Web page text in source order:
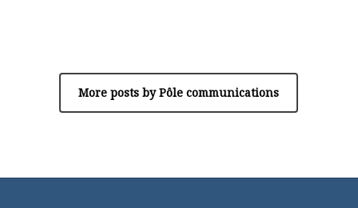
More posts by Pôle communications